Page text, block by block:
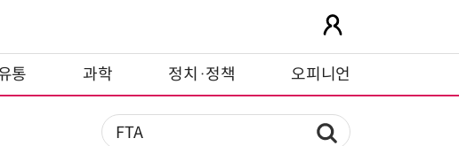
통 과학 정치·정책 오피니언